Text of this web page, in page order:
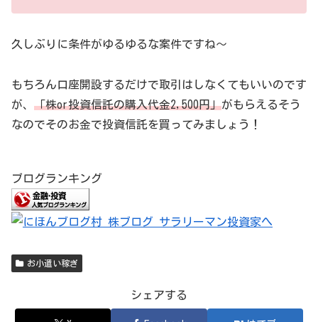
久しぶりに条件がゆるゆるな案件ですね～
もちろん口座開設するだけで取引はしなくてもいいのです
が、 「株or投資信託の購入代金2,500円」がもらえるそう
なのでそのお金で投資信託を買ってみましょう！
ブログランキング
お小遣い稼ぎ
シェアする